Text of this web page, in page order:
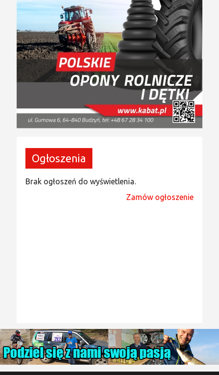
Ogłoszenia
Brak ogłoszeń do wyświetlenia.
Zamów ogłoszenie